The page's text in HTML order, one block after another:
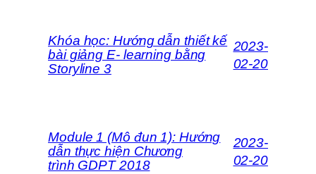
Khóa học: Hướng dẫn thiết kế
bài giảng E- learning bằng
Storyline 3
2023-
02-20
Module 1 (Mô đun 1): Hướng
dẫn thực hiện Chương
trình GDPT 2018
2023-
02-20